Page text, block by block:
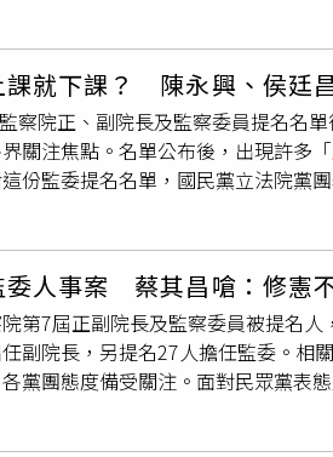
累積選舉相罵本？趙少康表示，前
名29名監委人選。他認為，廖婉汝
是他的好朋友，但即使通過這兩名
人」列為全黨政策，展現實質廢除
對民眾關心議題「閃閃躲躲、輕輕
，須經全體立委二分之一以上同意
重大表態！結果，不是台北市政的
不是針對北市幼兒園設開放式吸菸
一早市民通勤、上班上課的時間，
眾關心的議題上閃閃躲躲、輕輕放
兒少悲劇，糾正了台北市政府，認
關保障及維護兒童生命之責。同案
怎麼回應？蔣萬安回「該怎麼裁罰，
題。監察院過去也對寶林茶室中毒
，反而是蔣萬安。
就下課？ 陳永興、侯廷
察院正、副院長及監察委員提名名
關注焦點。名單公布後，出現許多「
份監委提名名單，國民黨立法院黨
識，不排除透過修憲將五權憲法改
善盡職責。陳的發言引發許多討論
車輾斃妻子跟律師、湯姆熊男童遭
大的兇手判處死刑，因而被外界稱
並非外界所稱廢死法官。副總統蕭
安發文表示，國民黨和民眾黨團可
權改革歧見下，陳永興、侯廷昌等
委人事案 蔡其昌嗆：修憲
第7屆正副院長及監察委員被提名
副院長，另提名27人擔任監委。相
黨團態度備受關注。面對民眾黨表
12）日表示，若在野黨認為監察院
人事案公布後，將送立法院行使同